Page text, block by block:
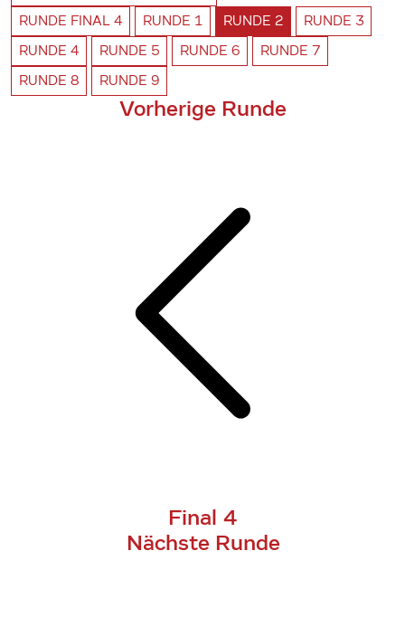
RUNDE FINAL 4 RUNDE 1 RUNDE 2 RUNDE 3
RUNDE 4 RUNDE 5 RUNDE 6 RUNDE 7
RUNDE 8 RUNDE 9
Vorherige Runde
Final 4
Nächste Runde